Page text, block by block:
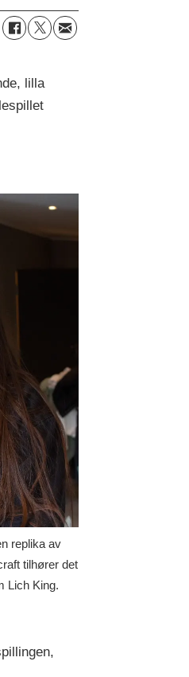
lilla
replika av
tilhører det
Lich King.